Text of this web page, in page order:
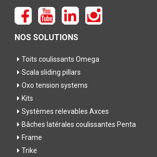
NOS SOLUTIONS
Toits coulissants Omega
Scala sliding pillars
Oxo tension systems
Kits
Systèmes relevables Axces
Bâches latérales coulissantes Penta
Frame
Trike